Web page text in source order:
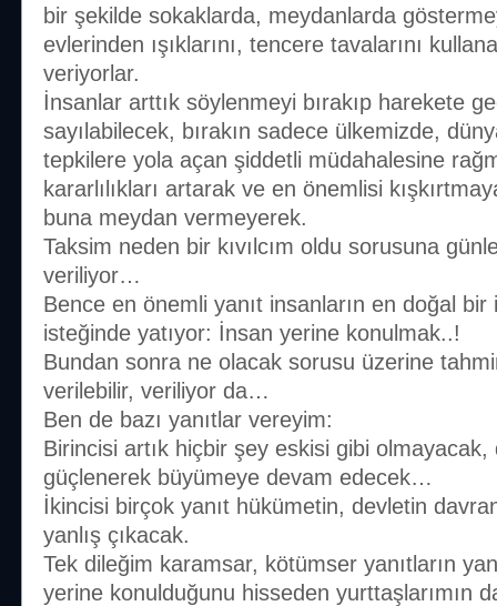
bir şekilde sokaklarda, meydanlarda
evlerinden ışıklarını, tencere tavalarını
veriyorlar.
İnsanlar arttık söylenmeyi bırakıp harekete
sayılabilecek, bırakın sadece ülkemizde,
tepkilere yola açan şiddetli müdahalesine
kararlılıkları artarak ve en önemlisi
buna meydan vermeyerek.
Taksim neden bir kıvılcım oldu sorusuna
veriliyor…
Bence en önemli yanıt insanların en doğal bir
isteğinde yatıyor: İnsan yerine konulmak..!
Bundan sonra ne olacak sorusu üzerine
verilebilir, veriliyor da…
Ben de bazı yanıtlar vereyim:
Birincisi artık hiçbir şey eskisi gibi olmayacak,
güçlenerek büyümeye devam edecek…
İkincisi birçok yanıt hükümetin, devletin
yanlış çıkacak.
Tek dileğim karamsar, kötümser yanıtların
yerine konulduğunu hisseden yurttaşlarımın